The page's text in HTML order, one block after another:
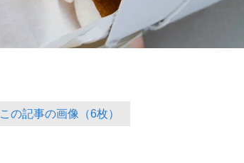
この記事の画像（6枚）